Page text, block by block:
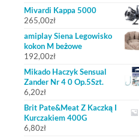
Mivardi Kappa 5000
265,00zł
amiplay Siena Legowisko
kokon M beżowe
192,00zł
Mikado Haczyk Sensual
Zander Nr 4 0 Op.5Szt.
6,20zł
Brit Pate&Meat Z Kaczką I
Kurczakiem 400G
6,80zł